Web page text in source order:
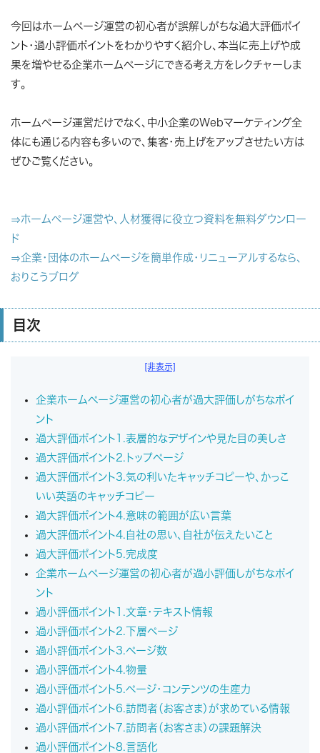
今回はホームページ運営の初心者が誤解しがちな過大評価ポイ
ント・過小評価ポイントをわかりやすく紹介し、本当に売上げや成
果を増やせる企業ホームページにできる考え方をレクチャーしま
す。
ホームページ運営だけでなく、中小企業のWebマーケティング全
体にも通じる内容も多いので、集客・売上げをアップさせたい方は
ぜひご覧ください。
⇒ホームページ運営や、人材獲得に役立つ資料を無料ダウンロー
ド
⇒企業・団体のホームページを簡単作成・リニューアルするなら、
おりこうブログ
目次
[非表示]
企業ホームページ運営の初心者が過大評価しがちなポイ
ント
過大評価ポイント1.表層的なデザインや見た目の美しさ
過大評価ポイント2.トップページ
過大評価ポイント3.気の利いたキャッチコピーや、かっこ
いい英語のキャッチコピー
過大評価ポイント4.意味の範囲が広い言葉
過大評価ポイント4.自社の思い、自社が伝えたいこと
過大評価ポイント5.完成度
企業ホームページ運営の初心者が過小評価しがちなポイ
ント
過小評価ポイント1.文章・テキスト情報
過小評価ポイント2.下層ページ
過小評価ポイント3.ページ数
過小評価ポイント4.物量
過小評価ポイント5.ページ・コンテンツの生産力
過小評価ポイント6.訪問者（お客さま）が求めている情報
過小評価ポイント7.訪問者（お客さま）の課題解決
過小評価ポイント8.言語化